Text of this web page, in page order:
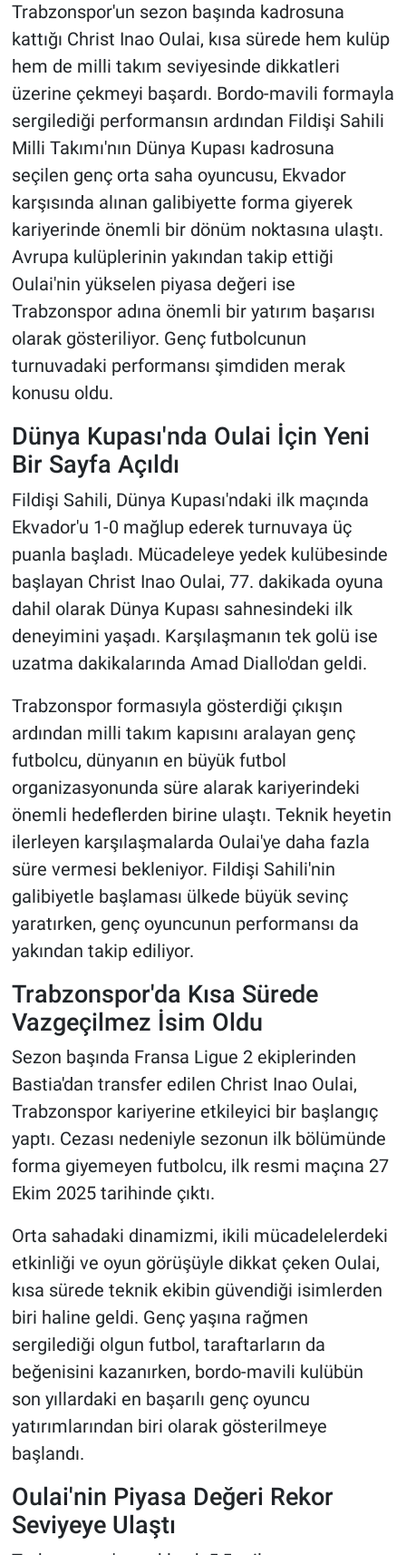
Trabzonspor'un sezon başında kadrosuna
kattığı Christ Inao Oulai, kısa sürede hem kulüp
hem de milli takım seviyesinde dikkatleri
üzerine çekmeyi başardı. Bordo-mavili formayla
sergilediği performansın ardından Fildişi Sahili
Milli Takımı'nın Dünya Kupası kadrosuna
seçilen genç orta saha oyuncusu, Ekvador
karşısında alınan galibiyette forma giyerek
kariyerinde önemli bir dönüm noktasına ulaştı.
Avrupa kulüplerinin yakından takip ettiği
Oulai'nin yükselen piyasa değeri ise
Trabzonspor adına önemli bir yatırım başarısı
olarak gösteriliyor. Genç futbolcunun
turnuvadaki performansı şimdiden merak
konusu oldu.
Dünya Kupası'nda Oulai İçin Yeni
Bir Sayfa Açıldı
Fildişi Sahili, Dünya Kupası'ndaki ilk maçında
Ekvador'u 1-0 mağlup ederek turnuvaya üç
puanla başladı. Mücadeleye yedek kulübesinde
başlayan Christ Inao Oulai, 77. dakikada oyuna
dahil olarak Dünya Kupası sahnesindeki ilk
deneyimini yaşadı. Karşılaşmanın tek golü ise
uzatma dakikalarında Amad Diallo'dan geldi.
Trabzonspor formasıyla gösterdiği çıkışın
ardından milli takım kapısını aralayan genç
futbolcu, dünyanın en büyük futbol
organizasyonunda süre alarak kariyerindeki
önemli hedeflerden birine ulaştı. Teknik heyetin
ilerleyen karşılaşmalarda Oulai'ye daha fazla
süre vermesi bekleniyor. Fildişi Sahili'nin
galibiyetle başlaması ülkede büyük sevinç
yaratırken, genç oyuncunun performansı da
yakından takip ediliyor.
Trabzonspor'da Kısa Sürede
Vazgeçilmez İsim Oldu
Sezon başında Fransa Ligue 2 ekiplerinden
Bastia'dan transfer edilen Christ Inao Oulai,
Trabzonspor kariyerine etkileyici bir başlangıç
yaptı. Cezası nedeniyle sezonun ilk bölümünde
forma giyemeyen futbolcu, ilk resmi maçına 27
Ekim 2025 tarihinde çıktı.
Orta sahadaki dinamizmi, ikili mücadelelerdeki
etkinliği ve oyun görüşüyle dikkat çeken Oulai,
kısa sürede teknik ekibin güvendiği isimlerden
biri haline geldi. Genç yaşına rağmen
sergilediği olgun futbol, taraftarların da
beğenisini kazanırken, bordo-mavili kulübün
son yıllardaki en başarılı genç oyuncu
yatırımlarından biri olarak gösterilmeye
başlandı.
Oulai'nin Piyasa Değeri Rekor
Seviyeye Ulaştı